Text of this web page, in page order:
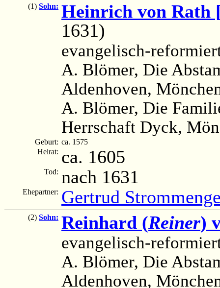
(1) Sohn: Heinrich von Rath
1631)
evangelisch-
A. Blömer, Die
Aldenhoven,
A. Blömer, Die
Herrschaft Dyck,
Geburt: ca. 1575
Heirat: ca. 1605
Tod: nach 1631
Ehepartner: Gertrud
(2) Sohn: Reinhard (Reiner)
evangelisch-
A. Blömer, Die
Aldenhoven,